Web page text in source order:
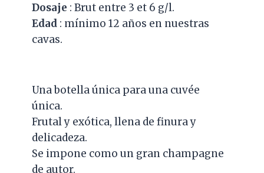
Dosaje : Brut entre 3 et 6 g/l.
Edad: mínimo 12 años en nuestras
cavas.
Una botella única para una cuvée
única.
Frutal y exótica, llena de finura y
delicadeza.
Se impone como un gran champagne
de autor.